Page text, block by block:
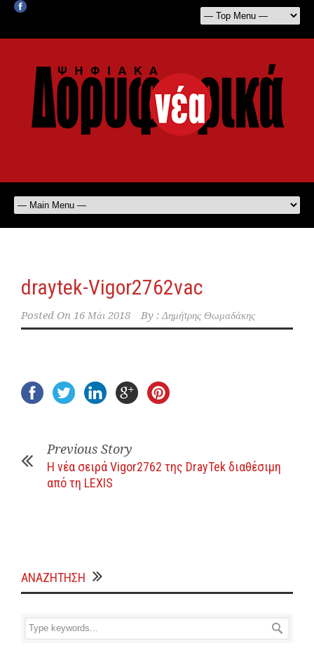
draytek-Vigor2762vac
Posted On 16 Μάι 2018 By : Δημήτρης Θωμαδάκης
Previous Story
H νέα σειρά Vigor2762 της DrayTek διαθέσιμη
από τη LEXIS
ΑΝΑΖΗΤΗΣΗ